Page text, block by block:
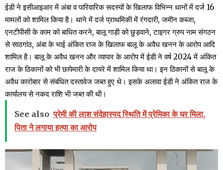
ईडी ने इसीआइआर में अंबा व पारिवारिक सदस्यों के खिलाफ विभिन्न थानों में दर्ज 16
मामलों को शामिल किया है। थाने में दर्ज प्राथमिकी में रंगदारी, जमीन कब्जा,
एनटीपीसी के काम को बाधित करने, बालू गाड़ी को छुड़वाने, टाइगर ग्रुप नाम संगठन
से साठगांठ, अंबा के भाई अंकित राज के खिलाफ बालू के अवैध खनन के आरोप आदि
शामिल है। बालू के अवैध खनन और व्यापार के आरोप में ईडी ने वर्ष 2024 में अंकित
राज के ठिकानों को भी छापेमारी के दायरे में शामिल किया था। इन ठिकानों से बालू के
अवैध कारोबार से संबंधित दस्तावेज जब्त हुए थे। इसके अलावा ईडी ने अंकित राज के
कार्यालय से नकद राशि भी जब्त की थी।
See also प्रेमी की लाश संदेहास्पद स्थिति में प्रेमिका के घर मिला,
पिता ने लगाया हत्या का आरोप